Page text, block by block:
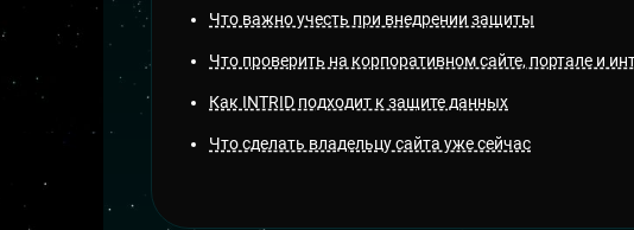
Что важно учесть при внедрении защиты
Что проверить на корпоративном сайте, портале и
Как INTRID подходит к защите данных
Что сделать владельцу сайта уже сейчас